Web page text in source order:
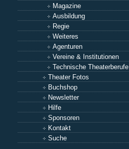
Magazine
Ausbildung
Regie
Weiteres
Agenturen
Vereine & Institutionen
Technische Theaterberufe
Theater Fotos
Buchshop
Newsletter
Hilfe
Sponsoren
Kontakt
Suche